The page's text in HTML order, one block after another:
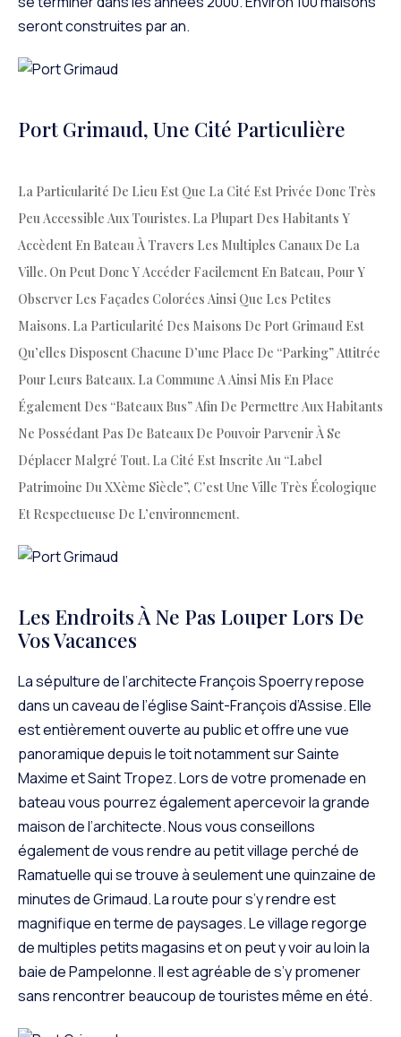
seront construites par an.
Port Grimaud, Une Cité Particulière
La Particularité De Lieu Est Que La Cité Est Privée Donc Très
Peu Accessible Aux Touristes. La Plupart Des Habitants Y
Accèdent En Bateau À Travers Les Multiples Canaux De La
Ville. On Peut Donc Y Accéder Facilement En Bateau, Pour Y
Observer Les Façades Colorées Ainsi Que Les Petites
Maisons. La Particularité Des Maisons De Port Grimaud Est
Qu’elles Disposent Chacune D’une Place De “parking” Attitrée
Pour Leurs Bateaux. La Commune A Ainsi Mis En Place
Également Des “bateaux Bus” Afin De Permettre Aux Habitants
Ne Possédant Pas De Bateaux De Pouvoir Parvenir À Se
Déplacer Malgré Tout. La Cité Est Inscrite Au “label
Patrimoine Du XXème Siècle”, C’est Une Ville Très Écologique
Et Respectueuse De L’environnement.
Les Endroits À Ne Pas Louper Lors De
Vos Vacances
La sépulture de l’architecte François Spoerry repose
dans un caveau de l’église Saint-François d’Assise. Elle
est entièrement ouverte au public et offre une vue
panoramique depuis le toit notamment sur Sainte
Maxime et Saint Tropez. Lors de votre promenade en
bateau vous pourrez également apercevoir la grande
maison de l’architecte. Nous vous conseillons
également de vous rendre au petit village perché de
Ramatuelle qui se trouve à seulement une quinzaine de
minutes de Grimaud. La route pour s’y rendre est
magnifique en terme de paysages. Le village regorge
de multiples petits magasins et on peut y voir au loin la
baie de Pampelonne. Il est agréable de s’y promener
sans rencontrer beaucoup de touristes même en été.